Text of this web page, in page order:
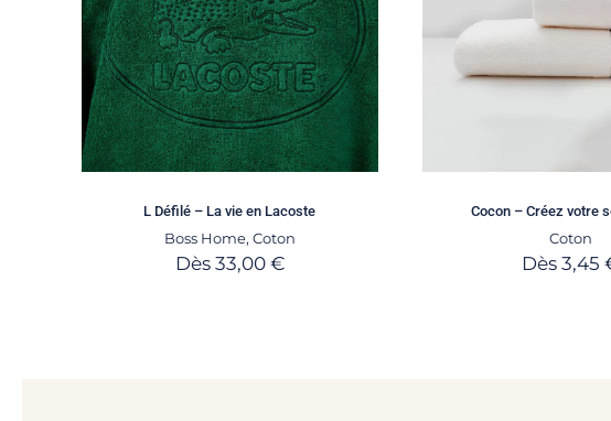
L Défilé – La vie en Lacoste
Boss Home, Coton
Dès 33,00 €
Cocon – Créez votre
Coton
Dès3,45